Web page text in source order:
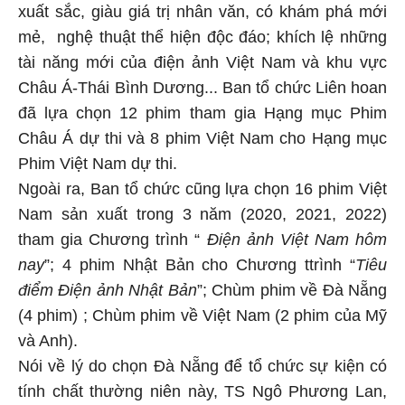
xuất sắc, giàu giá trị nhân văn, có khám phá mới
mẻ, nghệ thuật thể hiện độc đáo; khích lệ những
tài năng mới của điện ảnh Việt Nam và khu vực
Châu Á-Thái Bình Dương... Ban tổ chức Liên hoan
đã lựa chọn 12 phim tham gia Hạng mục Phim
Châu Á dự thi và 8 phim Việt Nam cho Hạng mục
Phim Việt Nam dự thi.
Ngoài ra, Ban tổ chức cũng lựa chọn 16 phim Việt
Nam sản xuất trong 3 năm (2020, 2021, 2022)
tham gia Chương trình “ Điện ảnh Việt Nam hôm
nay”; 4 phim Nhật Bản cho Chương ttrình “Tiêu
điểm Điện ảnh Nhật Bản”; Chùm phim về Đà Nẵng
(4 phim) ; Chùm phim về Việt Nam (2 phim của Mỹ
và Anh).
Nói về lý do chọn Đà Nẵng để tổ chức sự kiện có
tính chất thường niên này, TS Ngô Phương Lan,